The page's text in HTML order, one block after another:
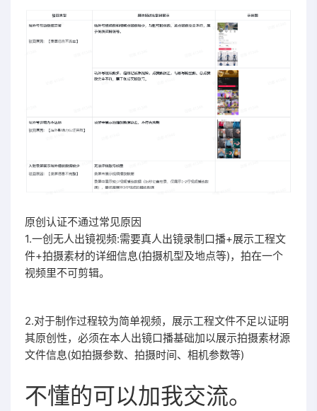
原创认证不通过常见原因
1.一创无人出镜视频:需要真人出镜录制口播+展示工程文
件+拍摄素材的详细信息(拍摄机型及地点等)，拍在一个
视频里不可剪辑。
2.对于制作过程较为简单视频，展示工程文件不足以证明
其原创性，必须在本人出镜口播基础加以展示拍摄素材源
文件信息(如拍摄参数、拍摄时间、相机参数等)
不懂的可以加我交流。